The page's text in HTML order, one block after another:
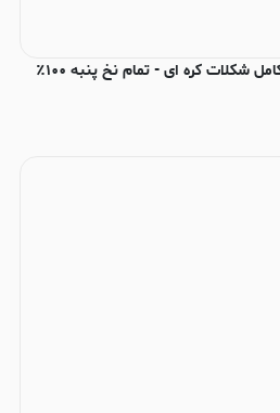
ست ترکیب رنگی کاور روتختی کامل شکلات کره ای - تمام نخ پنبه ۱۰۰٪